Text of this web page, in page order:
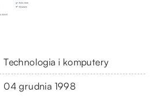
Technologia i komputery
04 grudnia 1998